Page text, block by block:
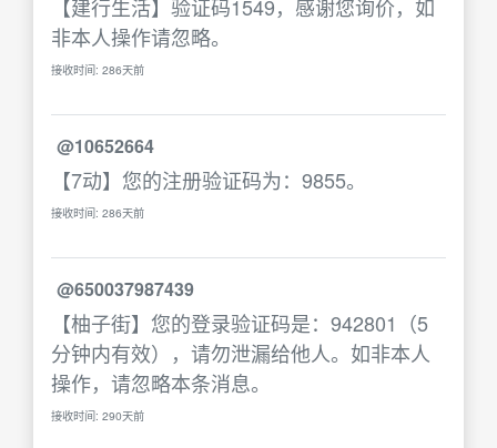
【建行生活】验证码1549，感谢您询价，如
非本人操作请忽略。
接收时间: 286天前
@10652664
【7动】您的注册验证码为：9855。
接收时间: 286天前
@650037987439
【柚子街】您的登录验证码是：942801（5
分钟内有效），请勿泄漏给他人。如非本人
操作，请忽略本条消息。
接收时间: 290天前